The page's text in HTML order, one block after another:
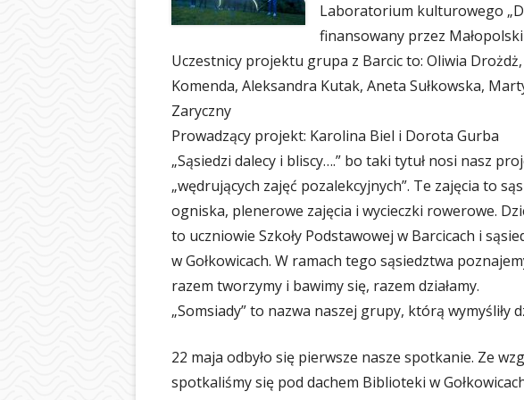
BIBLIOTEKA
PIELĘGNIARKA
OCHRONA DANYCH OSOBOWYCH
LOGOTYP
Laboratorium kulturowego
finansowany przez
Uczestnicy projektu grupa z Barcic to: Oliwia
Komenda, Aleksandra Kutak, Aneta Sułkowska,
Zaryczny
Prowadzący projekt: Karolina Biel i Dorota Gurba
„Sąsiedzi dalecy i bliscy….” bo taki tytuł nosi nasz
„wędrujących zajęć pozalekcyjnych”. Te zajęcia to
ogniska, plenerowe zajęcia i wycieczki rowerowe.
to uczniowie Szkoły Podstawowej w Barcicach i
w Gołkowicach. W ramach tego sąsiedztwa
razem tworzymy i bawimy się, razem działamy.
„Somsiady” to nazwa naszej grupy, którą wymyśliły
22 maja odbyło się pierwsze nasze spotkanie. Ze
spotkaliśmy się pod dachem Biblioteki w